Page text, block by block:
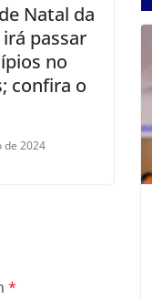
Natal da
irá passar
no
confira o
de 2024
*